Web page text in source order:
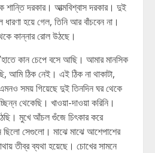
শান্তি দরকার। আত্মবিশ্বাস দরকার। দুই
হয়ে গেল, তিনি আর বাঁচবেন না।
কান্নার রোল উঠছে।
কান চেপে বসে আছি। আমার মানসিক
আমি ঠিক নেই। এই ঠিক না থাকাটা,
সময় গিয়েছে দুই তিনদিন ঘর থেকে
থেকেছি। খাওয়া-দাওয়া করিনি।
মুখে আঁচল গুঁজে চিৎকার করে
ছিলো সেগুলো। মাঝে মাঝে আশেপাশের
তীব্র ব্যথা হয়েছে। চোখের সামনে